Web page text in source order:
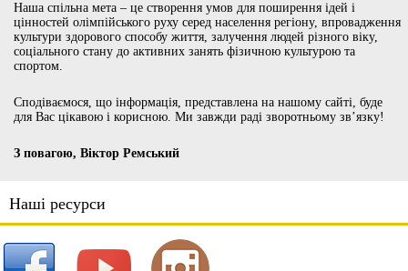
Наша спільна мета – це створення умов для поширення ідей і
цінностей олімпійського руху серед населення регіону, впровадження
культури здорового способу життя, залучення людей різного віку,
соціального стану до активних занять фізичною культурою та
спортом.
Сподіваємося, що інформація, представлена на нашому сайті, буде
для Вас цікавою і корисною. Ми завжди раді зворотньому зв’язку!
З повагою, Віктор Ремський
Наші ресурси